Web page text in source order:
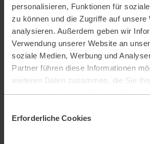
personalisieren, Funktionen für
zu können und die Zugriffe auf unsere
analysieren. Außerdem geben wir
Verwendung unserer Website an
soziale Medien, Werbung und
Partner führen diese Informationen
weiteren Daten zusammen, die Sie
unsererDatenschutzerklärung.
Erforderliche Cookies
Kaufen
zur Startseite
Weitere Angebote